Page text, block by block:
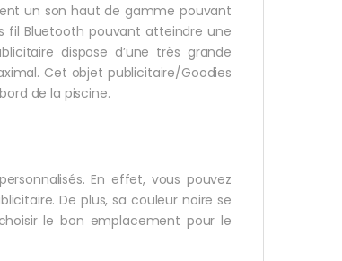
un son haut de gamme pouvant
fil Bluetooth pouvant atteindre une
dispose d’une très grande
Cet objet publicitaire/Goodies
de la piscine.
En effet, vous pouvez
De plus, sa couleur noire se
le bon emplacement pour le